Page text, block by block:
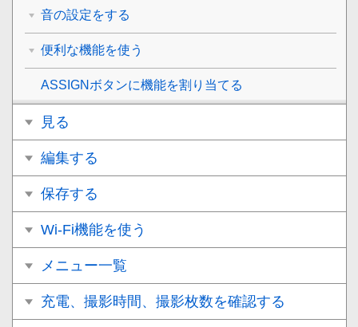
音の設定をする
便利な機能を使う
ASSIGNボタンに機能を割り当てる
見る
編集する
保存する
Wi-Fi機能を使う
メニュー一覧
充電、撮影時間、撮影枚数を確認する